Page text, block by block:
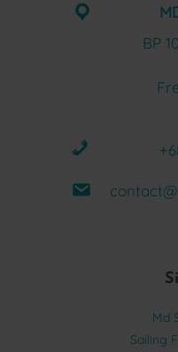
BP
Md
Sailing